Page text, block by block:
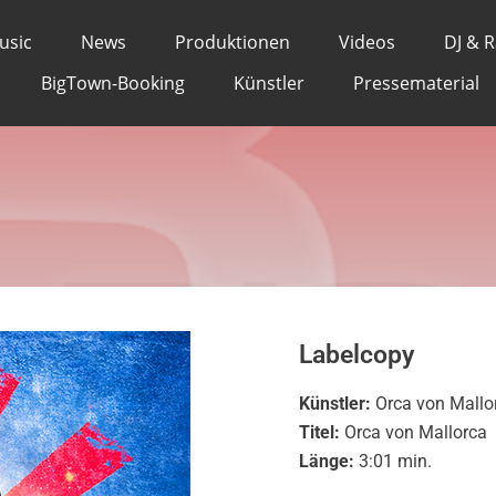
News Produktionen Videos
DJ &
BigTown-Booking
Künstler Pressematerial
von Mallorca -
Labelcopy
Künstler: Orca von
Titel: Orca von Mallorca
Länge:3:01 min.